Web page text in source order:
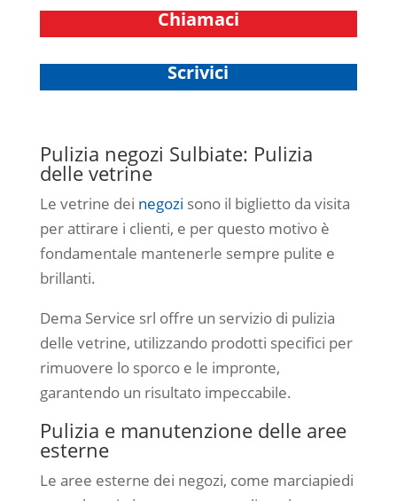
Chiamaci
Scrivici
Pulizia negozi Sulbiate: Pulizia
delle vetrine
Le vetrine dei negozi sono il biglietto da visita
per attirare i clienti, e per questo motivo è
fondamentale mantenerle sempre pulite e
brillanti.
Dema Service srl offre un servizio di pulizia
delle vetrine, utilizzando prodotti specifici per
rimuovere lo sporco e le impronte,
garantendo un risultato impeccabile.
Pulizia e manutenzione delle aree
esterne
Le aree esterne dei negozi, come marciapiedi